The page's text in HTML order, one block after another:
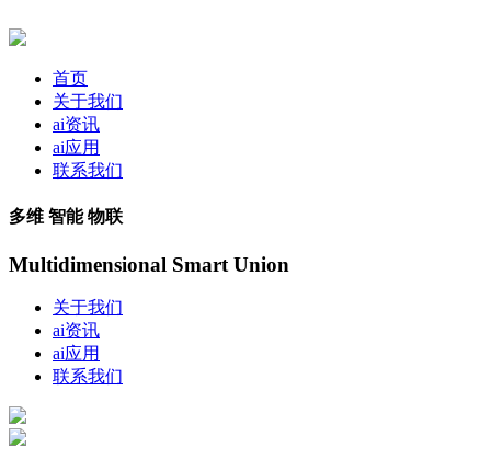
首页
关于我们
ai资讯
ai应用
联系我们
多维 智能 物联
Multidimensional Smart Union
关于我们
ai资讯
ai应用
联系我们